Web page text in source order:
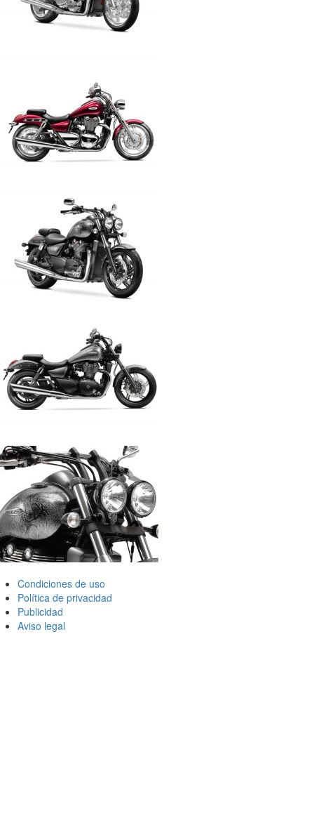
Condiciones de uso
Política de privacidad
Publicidad
Aviso legal